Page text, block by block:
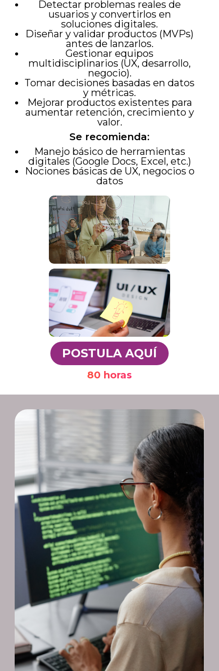
Detectar problemas reales de
usuarios y convertirlos en
soluciones digitales.
Diseñar y validar productos (MVPs)
antes de lanzarlos.
Gestionar equipos
multidisciplinarios (UX, desarrollo,
negocio).
Tomar decisiones basadas en datos
y métricas.
Mejorar productos existentes para
aumentar retención, crecimiento y
valor.
Se recomienda:
Manejo básico de herramientas
digitales (Google Docs, Excel, etc.)
Nociones básicas de UX, negocios o
datos
POSTULA AQUÍ
80 horas